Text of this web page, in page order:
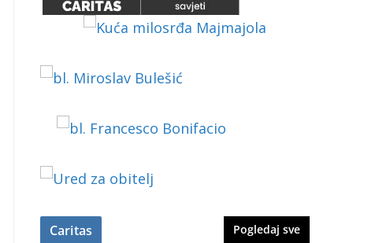
Caritas Pogledaj sve